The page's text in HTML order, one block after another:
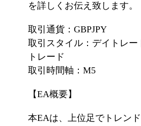
を詳しくお伝え致します。
取引通貨：GBPJPY
取引スタイル：デイトレー
トレード
取引時間軸：M5
【EA概要】
本EAは、上位足でトレンド